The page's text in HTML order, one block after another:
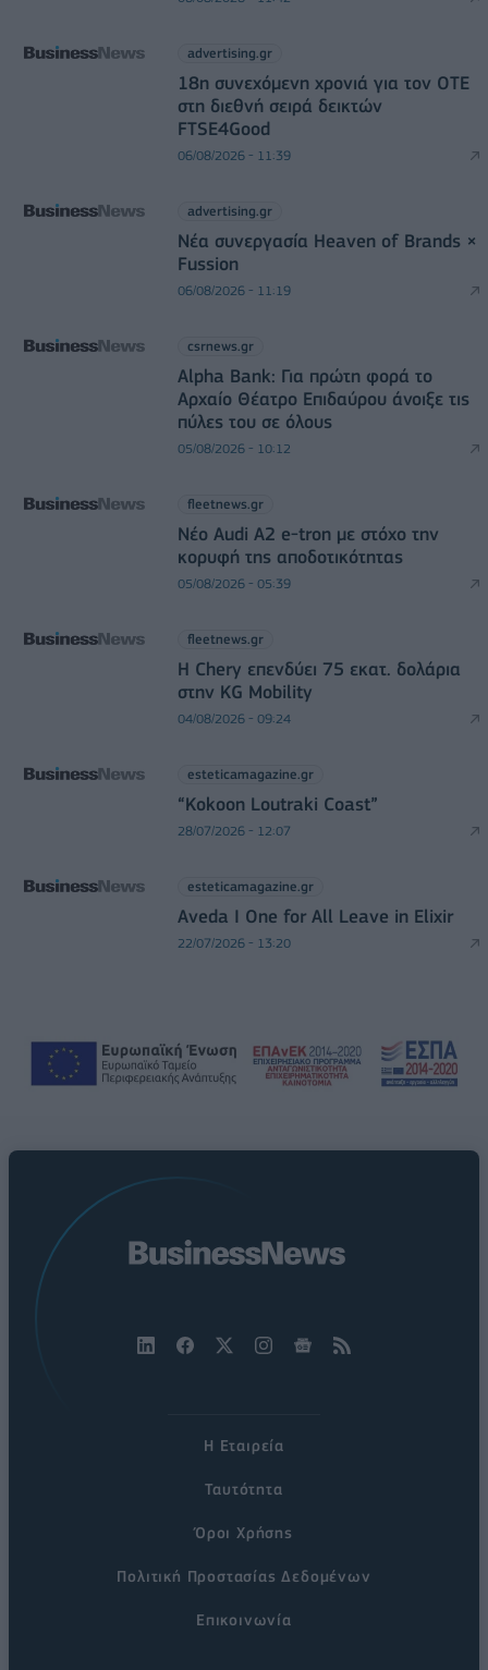
advertising.gr
18η συνεχόμενη χρονιά για τον ΟΤΕ
στη διεθνή σειρά δεικτών
FTSE4Good
06/08/2026 - 11:39
advertising.gr
Νέα συνεργασία Heaven of Brands ×
Fussion
06/08/2026 - 11:19
csrnews.gr
Alpha Bank: Για πρώτη φορά το
Αρχαίο Θέατρο Επιδαύρου άνοιξε τις
πύλες του σε όλους
05/08/2026 - 10:12
fleetnews.gr
Νέο Audi A2 e-tron με στόχο την
κορυφή της αποδοτικότητας
05/08/2026 - 05:39
fleetnews.gr
Η Chery επενδύει 75 εκατ. δολάρια
στην KG Mobility
04/08/2026 - 09:24
esteticamagazine.gr
“Kokoon Loutraki Coast”
28/07/2026 - 12:07
esteticamagazine.gr
Aveda I One for All Leave in Elixir
22/07/2026 - 13:20
Η Εταιρεία
Ταυτότητα
Όροι Χρήσης
Πολιτική Προστασίας Δεδομένων
Επικοινωνία